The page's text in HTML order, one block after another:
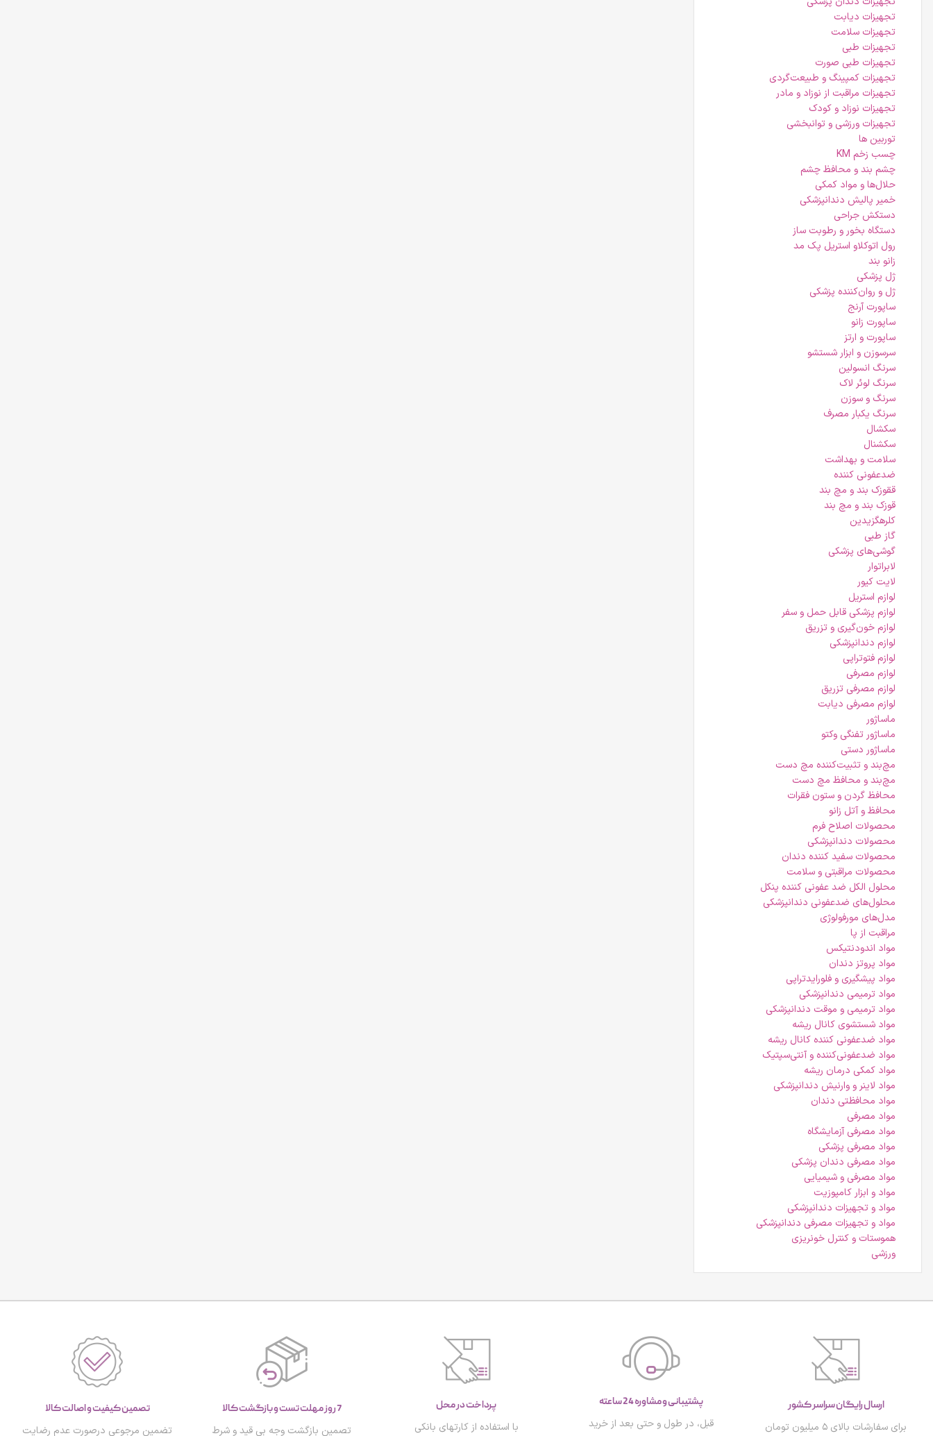
تجهیزات دیابت
تجهیزات سلامت
تجهیزات طبی
تجهیزات طبی صورت
تجهیزات کمپینگ و طبیعت‌گردی
تجهیزات مراقبت از نوزاد و مادر
تجهیزات نوزاد و کودک
تجهیزات ورزشی و توانبخشی
توربین ها
چسب زخم KM
چشم بند و محافظ چشم
حلال‌ها و مواد کمکی
خمیر پالیش دندانپزشکی
دستکش جراحی
دستگاه بخور و رطوبت ساز
رول اتوکلاو استریل پک مد
زانو بند
ژل پزشکی
ژل و روان‌کننده پزشکی
ساپورت آرنج
ساپورت زانو
ساپورت و ارتز
سرسوزن و ابزار شستشو
سرنگ انسولین
سرنگ لوئر لاک
سرنگ و سوزن
سرنگ یکبار مصرف
سکشال
سکشنال
سلامت و بهداشت
ضدعفونی کننده
ققوزک بند و مچ بند
قوزک بند و مچ بند
کلرهگزیدین
گاز طبی
گوشی‌های پزشکی
لابراتوار
لایت کیور
لوازم استریل
لوازم پزشکی قابل حمل و سفر
لوازم خون‌گیری و تزریق
لوازم دندانپزشکی
لوازم فتوتراپی
لوازم مصرفی
لوازم مصرفی تزریق
لوازم مصرفی دیابت
ماساژور
ماساژور تفنگی وکتو
ماساژور دستی
مچ‌بند و تثبیت‌کننده مچ دست
مچ‌بند و محافظ مچ دست
محافظ گردن و ستون فقرات
محافظ و آتل زانو
محصولات اصلاح فرم
محصولات دندانپزشکی
محصولات سفید کننده دندان
محصولات مراقبتی و سلامت
محلول الکل ضد عفونی کننده پنکل
محلول‌های ضدعفونی دندانپزشکی
مدل‌های مورفولوژی
مراقبت از پا
مواد اندودنتیکس
مواد پروتز دندان
مواد پیشگیری و فلورایدتراپی
مواد ترمیمی دندانپزشکی
مواد ترمیمی و موقت دندانپزشکی
مواد شستشوی کانال ریشه
مواد ضدعفونی کننده کانال ریشه
مواد ضدعفونی‌کننده و آنتی‌سپتیک
مواد کمکی درمان ریشه
مواد لاینر و وارنیش دندانپزشکی
مواد محافظتی دندان
مواد مصرفی
مواد مصرفی آزمایشگاه
مواد مصرفی پزشکی
مواد مصرفی دندان پزشکی
مواد مصرفی و شیمیایی
مواد و ابزار کامپوزیت
مواد و تجهیزات دندانپزشکی
مواد و تجهیزات مصرفی دندانپزشکی
هموستات و کنترل خونریزی
ورزشی
ارسال رایگان سراسر کشور
برای سفارشات بالای ۵ میلیون تومان
پشتیبانی و مشاوره 24 ساعته
قبل، در طول و حتی بعد از خرید
پرداخت در محل
با استفاده از کارتهای بانکی
7 روز مهلت تست و بازگشت کالا
تصمین بازگشت وجه بی قید و شرط
تصمین کیفیت و اصالت کالا
تضمین مرجوعی درصورت عدم رضایت